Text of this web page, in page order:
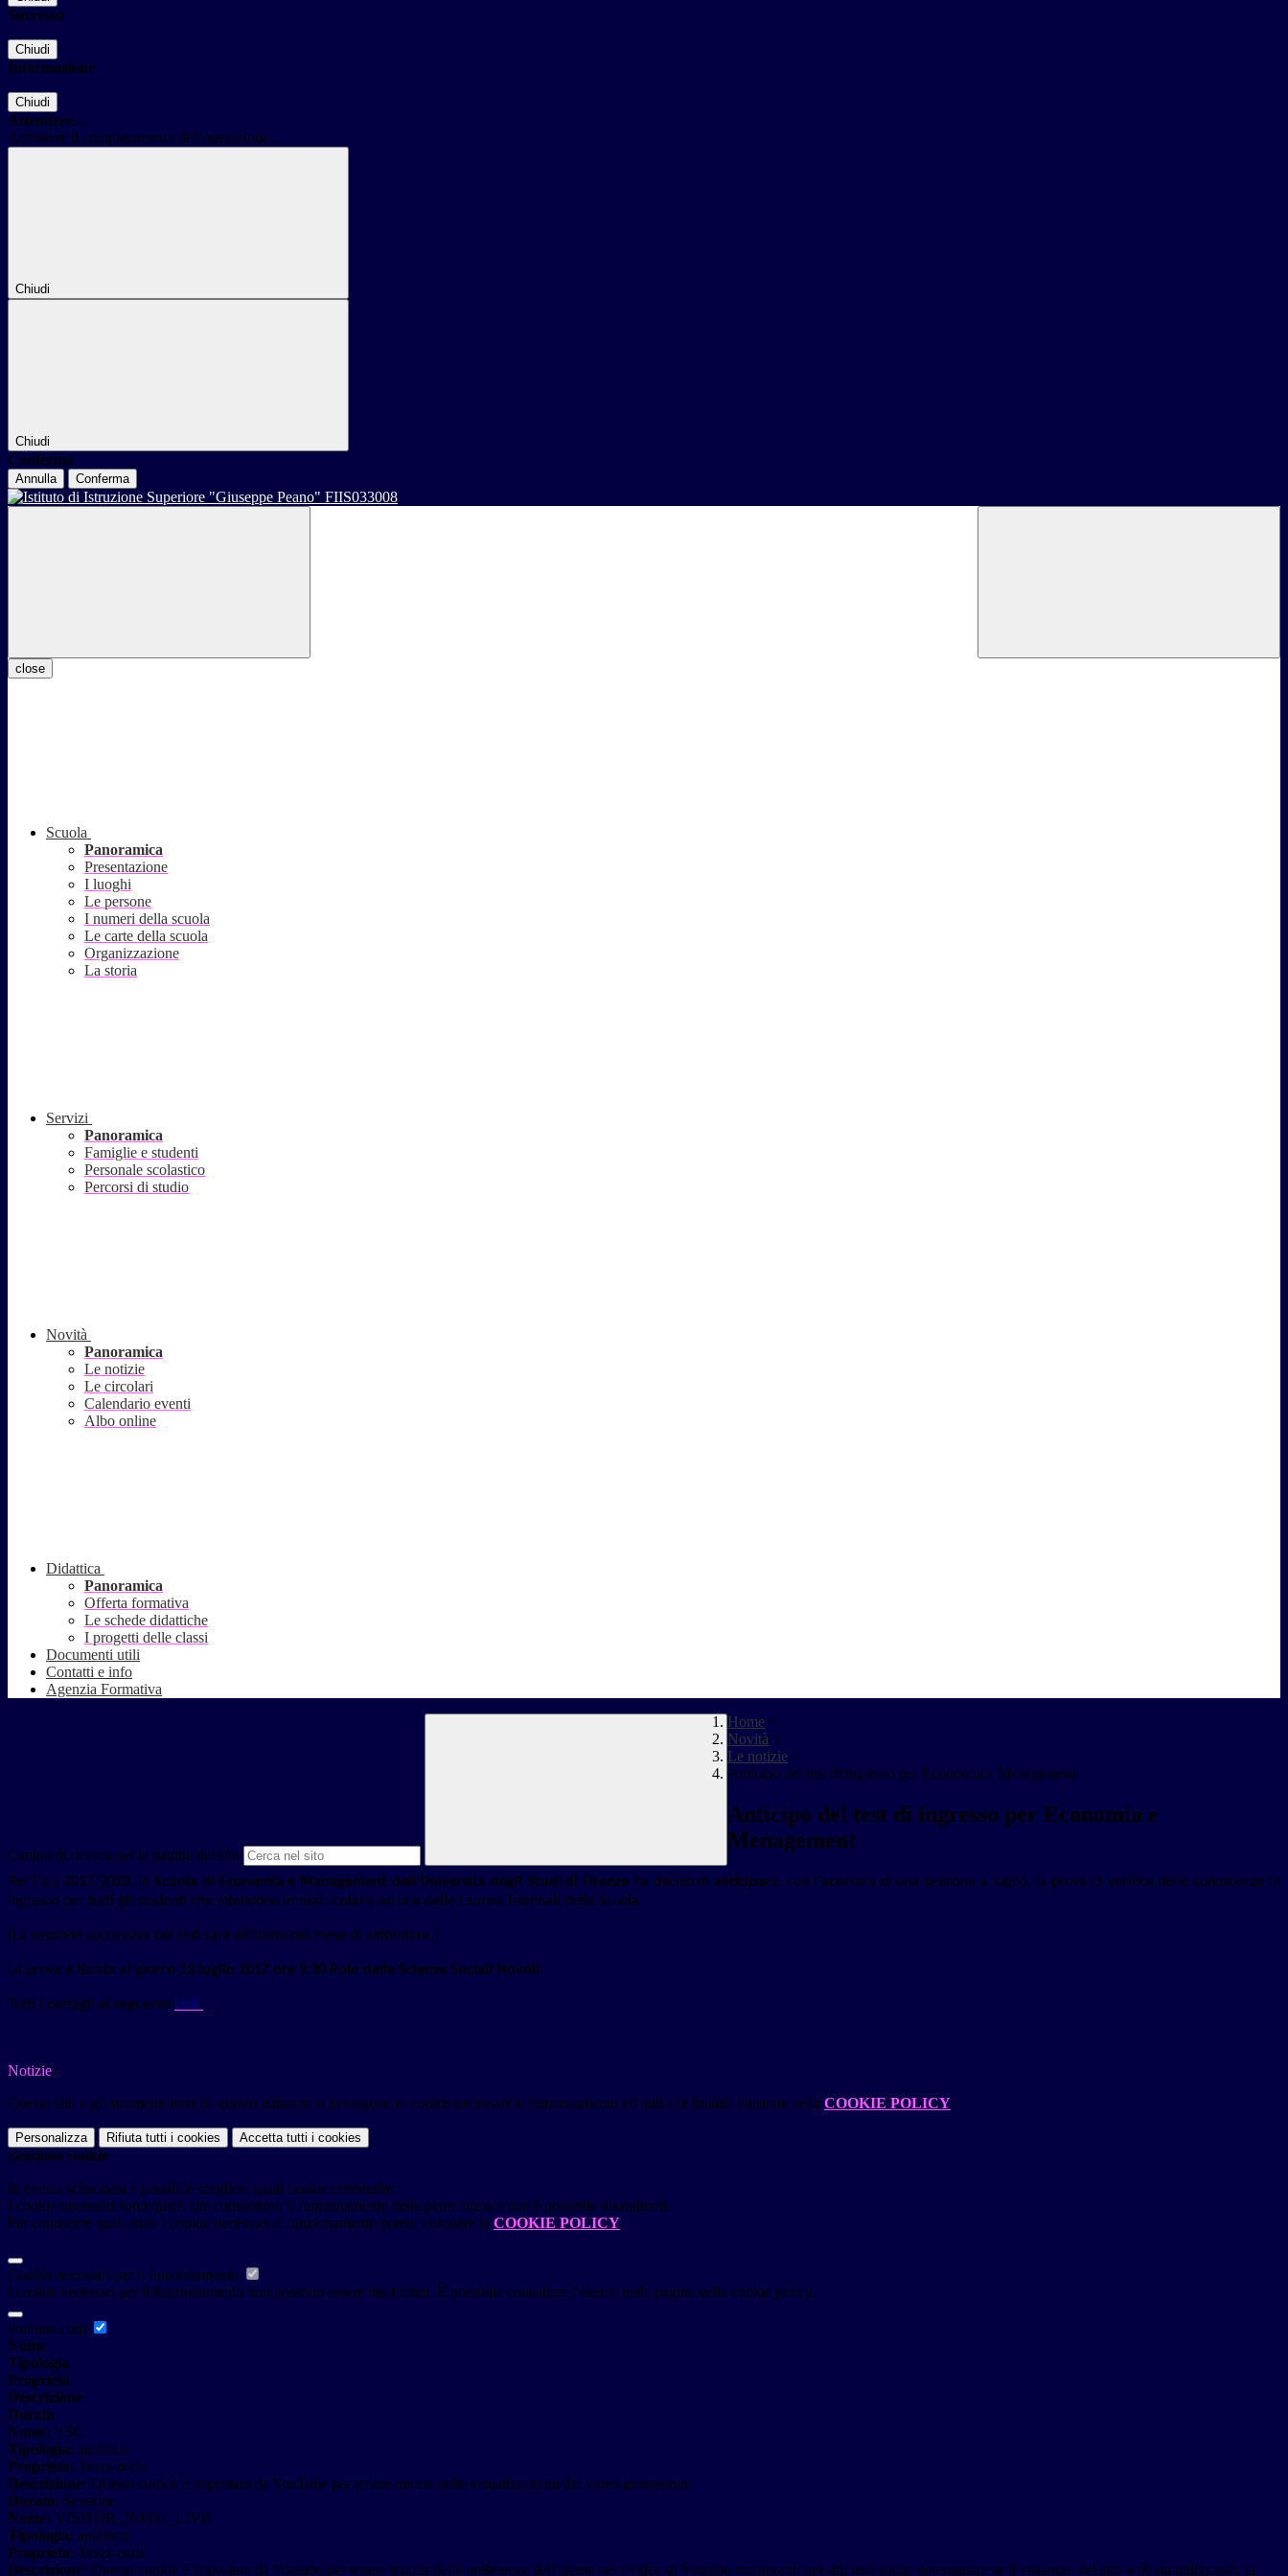
Successo
Chiudi
Informazione
Chiudi
Attendere...
Attendere il completamento dell'operazione...
Chiudi
Chiudi
Conferma
Annulla Conferma
close
Scuola
Panoramica
Presentazione
I luoghi
Le persone
I numeri della scuola
Le carte della scuola
Organizzazione
La storia
Servizi
Panoramica
Famiglie e studenti
Personale scolastico
Percorsi di studio
Novità
Panoramica
Le notizie
Le circolari
Calendario eventi
Albo online
Didattica
Panoramica
Offerta formativa
Le schede didattiche
I progetti delle classi
Documenti utili
Contatti e info
Agenzia Formativa
Campo di ricerca per le pagine del sito
Home >
Novità >
Le notizie >
Anticipo del test di ingresso per Economia e Menagement
Anticipo del test di ingresso per Economia e
Menagement
Per l'a.s 2017/2018, laScuola di Economia e Management dell'Università degli Studi di Firenze ha deciso di anticipare, con l'apertura di una sessione a luglio, la prova di verifica delle conoscenze in
ingresso per tutti gli studenti che intendono immatricolarsi ad una delle Lauree Triennali della Scuola.
(La sessione successiva del test sarà all'inizio del mese di settembre.)
La prova è fissata al giorno 13 luglio 2017 ore 9.30 Polo delle Scienze Sociali Novoli.
Tutti i dettagli al seguente Link
Notizie
Questo sito o gli strumenti terzi da questo utilizzati si avvalgono di cookie necessari al funzionamento ed utili alle finalità illustrate nella COOKIE POLICY.
Personalizza Rifiuta tutti i cookies Accetta tutti i cookies
Gestione cookie
In questa schermata è possibile scegliere quali cookie consentire.
I cookie necessari sono quelli che consentono il funzionamento della piattaforma e non è possibile disabilitarli.
Per conoscere quali sono i cookie necessari al funzionamento potete visionare la COOKIE POLICY.
Cookie necessari per il funzionamento
I cookie necessari per il funzionamento non possono essere disabilitati. È possibile consultare l'elenco nella pagina della cookie policy.
youtube.com
Nome
Tipologia
Proprieta
Descrizione
Durata
Nome: YSC
Tipologia: analitico
Proprieta: Terza-parte
Descrizione: Questo cookie è impostato da YouTube per tenere traccia delle visualizzazioni dei video incorporati.
Durata: Sessione
Nome: VISITOR_INFO1_LIVE
Tipologia: analitico
Proprieta: Terza-parte
Descrizione: Questo cookie è impostato da Youtube per tenere traccia delle preferenze dell'utente per i video di Youtube incorporati nei siti; può anche determinare se il visitatore del sito web sta utilizzando la